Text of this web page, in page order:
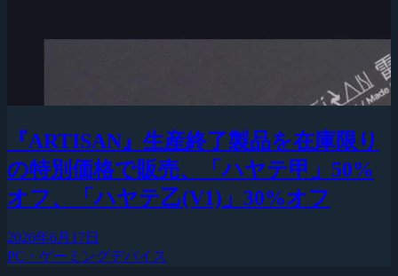
『ARTISAN』生産終了製品を在庫限り
の特別価格で販売、「ハヤテ甲」50%
オフ、「ハヤテ乙(V1)」30%オフ
2026年6月17日
PC・ゲーミングデバイス